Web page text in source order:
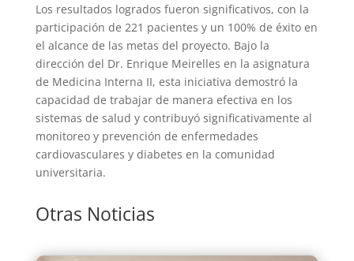
Los resultados logrados fueron significativos, con la
participación de 221 pacientes y un 100% de éxito en
el alcance de las metas del proyecto. Bajo la
dirección del Dr. Enrique Meirelles en la asignatura
de Medicina Interna II, esta iniciativa demostró la
capacidad de trabajar de manera efectiva en los
sistemas de salud y contribuyó significativamente al
monitoreo y prevención de enfermedades
cardiovasculares y diabetes en la comunidad
universitaria.
Otras Noticias